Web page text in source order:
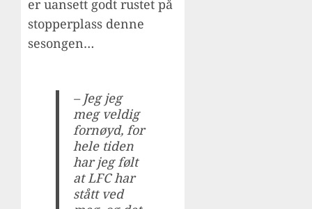
er uansett godt rustet på
stopperplass denne
sesongen…
– Jeg jeg
meg veldig
fornøyd, for
hele tiden
har jeg følt
at LFC har
stått ved